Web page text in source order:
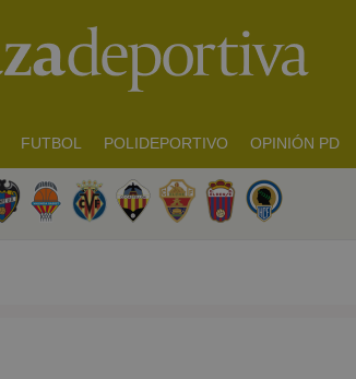
FUTBOL POLIDEPORTIVO OPINIÓN PD